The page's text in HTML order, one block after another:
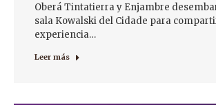
Oberá Tintatierra y Enjambre
sala Kowalski del Cidade para
experiencia…
Leer más